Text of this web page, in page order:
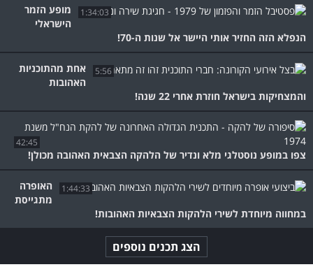
1:34:03
מופע הזמר
הישראלי
הנפלא הזה החזיר אותי היישר אל שנות ה-70!
5:56
אחת מהתוכניות
האהובות
והמצחיקות בישראל חוזרת אחרי 22 שנה!
42:45
צפו במופע נוסטלגי מלא ונדיר של הלהקה הצבאית האהובה מכולן!
1:44:33
האופרה
מתגייסת
במחווה מיוחדת לשירי הלהקות הצבאיות האהובות!
הצג תכנים נוספים